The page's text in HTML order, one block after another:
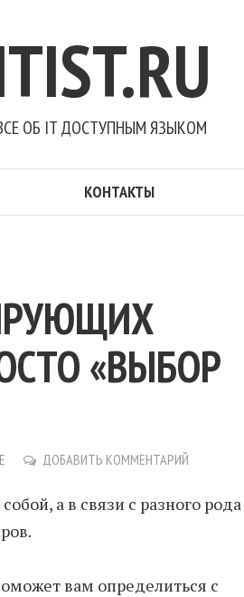
ОБ IT ДОСТУПНЫМ ЯЗЫКОМ
КОНТАКТЫ
«ВЫБОР
ДОБАВИТЬ КОММЕНТАРИЙ
а в связи с разного рода
вам определиться с